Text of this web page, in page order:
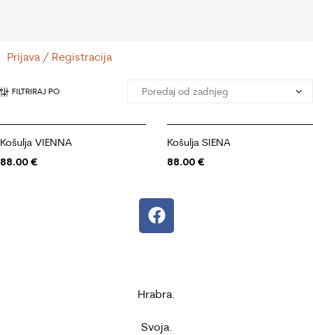
Prijava / Registracija
FILTRIRAJ PO
Košulja VIENNA
88.00 €
Košulja SIENA
88.00 €
Hrabra.
Svoja.